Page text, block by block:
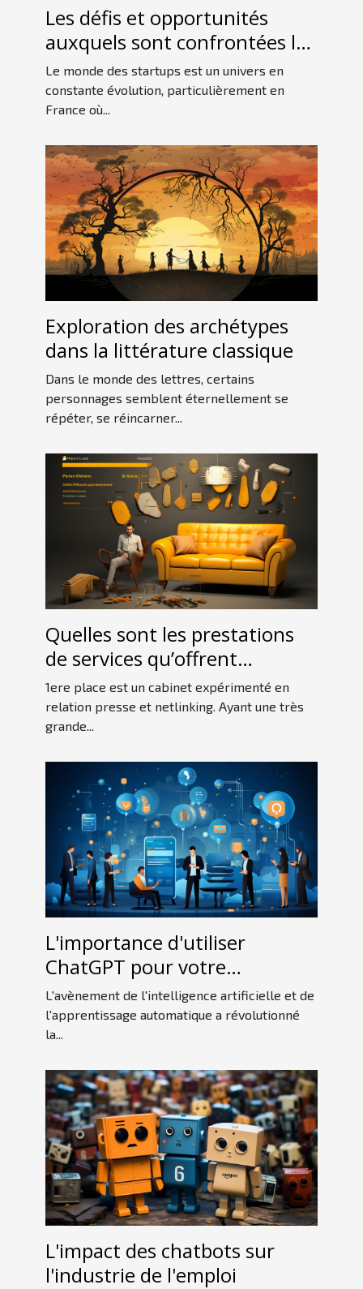
Les défis et opportunités
auxquels sont confrontées les
startups françaises sur le
marché international
Le monde des startups est un univers en
constante évolution, particulièrement en
France où...
Exploration des archétypes
dans la littérature classique
Dans le monde des lettres, certains
personnages semblent éternellement se
répéter, se réincarner...
Quelles sont les prestations
de services qu’offrent
1erePlace ?
1ere place est un cabinet expérimenté en
relation presse et netlinking. Ayant une très
grande...
L'importance d'utiliser
ChatGPT pour votre
entreprise
L'avènement de l'intelligence artificielle et de
l'apprentissage automatique a révolutionné
la...
L'impact des chatbots sur
l'industrie de l'emploi